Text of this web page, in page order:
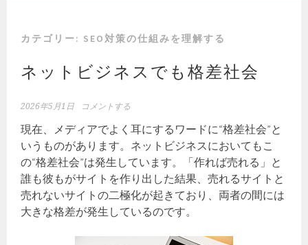
カテゴリー: SEO対策の仕組みを理解する
ネットビジネスでも格差社会
2026年5月1日 コメントする
現在、メディアでよく耳にするワードに“格差社会”と
いうものがあります。ネットビジネスにおいてもこ
の“格差社会”は発生しています。「作れば売れる」と
誰も彼もがサイトを作り出した結果、売れるサイトと
売れないサイトの二極化が起きており、両者の間には
大きな格差が発生しているのです。